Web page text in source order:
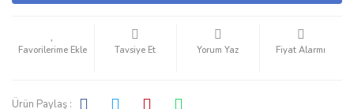
Tavsiye Et Yorum Yaz Fiyat Alarmı
Ürün Paylaş :